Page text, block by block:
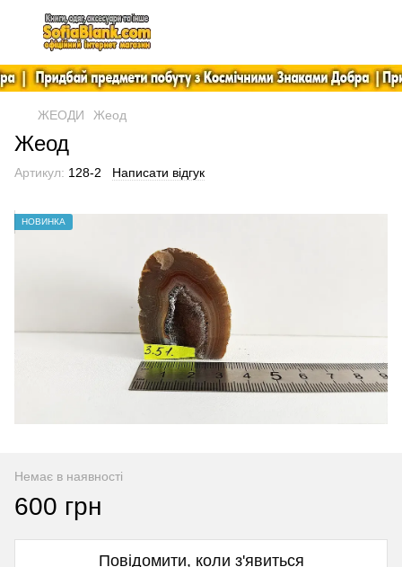
ЖЕОДИ Жеод
Жеод
Артикул: 128-2 Написати відгук
НОВИНКА
Немає в наявності
600 грн
Повідомити, коли з'явиться